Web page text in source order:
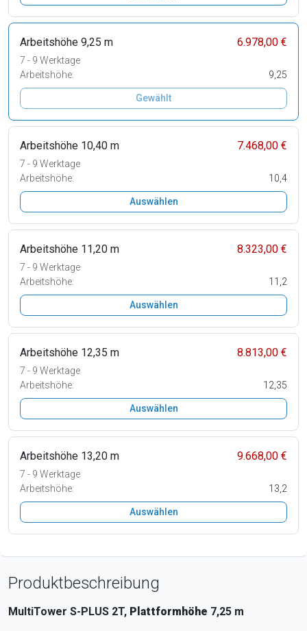
Arbeitshöhe 9,25 m 6.978,00 €
7 - 9 Werktage
Arbeitshöhe:
9,25
Gewählt
Arbeitshöhe 10,40 m 7.468,00 €
7 - 9 Werktage
Arbeitshöhe:
10,4
Auswählen
Arbeitshöhe 11,20 m 8.323,00 €
7 - 9 Werktage
Arbeitshöhe:
11,2
Auswählen
Arbeitshöhe 12,35 m 8.813,00 €
7 - 9 Werktage
Arbeitshöhe:
12,35
Auswählen
Arbeitshöhe 13,20 m 9.668,00 €
7 - 9 Werktage
Arbeitshöhe:
13,2
Auswählen
Produktbeschreibung
MultiTower S-PLUS 2T, Plattformhöhe 7,25 m